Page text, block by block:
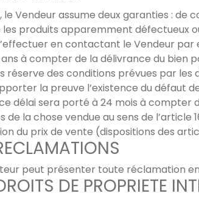
Vendeur assume deux garanties :
les produits apparemment défectueux
en contactant le Vendeur
ans à compter de la délivrance du
réserve des conditions prévues par
la preuve l’existence du défaut
délai sera porté à 24 mois à
de la chose vendue au sens de
du prix de vente (dispositions des
peut présenter toute réclamation
DE PROPRIETE